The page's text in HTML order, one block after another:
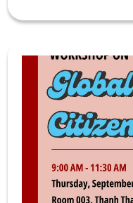
hứng khởi và thành
thể giảng viên và...